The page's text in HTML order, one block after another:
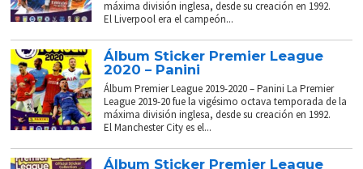
máxima división inglesa, desde su creación en 1992.
El Liverpool era el campeón...
Álbum Sticker Premier League
2020 – Panini
Álbum Premier League 2019-2020 – Panini La Premier
League 2019-20 fue la vigésimo octava temporada de la
máxima división inglesa, desde su creación en 1992.
El Manchester City es el...
Álbum Sticker Premier League